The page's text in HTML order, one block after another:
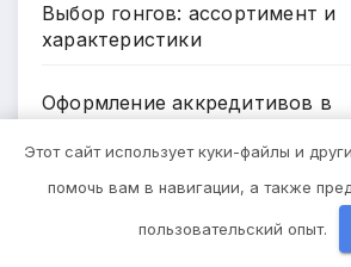
Выбор гонгов: ассортимент и
характеристики
Оформление аккредитивов в
Нарколог на Дом в
Этот сайт использует куки-файлы и
помочь вам в навигации, а также
пользовательский опыт.